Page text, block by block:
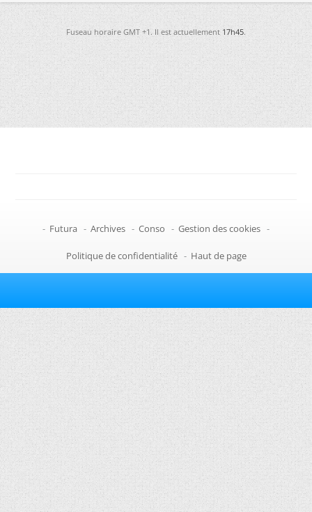
Fuseau horaire GMT +1. Il est actuellement17h45.
- Futura - Archives - Conso - Gestion des cookies -
Politique de confidentialité - Haut de page